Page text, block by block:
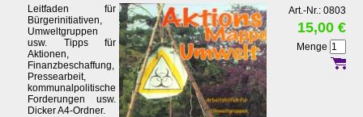
Leitfaden für
Bürgerinitiativen,
Umweltgruppen
usw. Tipps für
Aktionen,
Finanzbeschaffung,
Pressearbeit,
kommunalpolitische
Forderungen usw.
Dicker A4-Ordner.
Art.-Nr.: 0803
15,00 €
Menge